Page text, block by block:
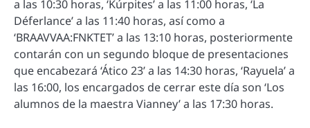
a las 10:30 horas, ‘Kúrpites’ a las 11:00 horas, ‘La
Déferlance’ a las 11:40 horas, así como a
‘BRAAVVAA:FNKTET’ a las 13:10 horas, posteriormente
contarán con un segundo bloque de presentaciones
que encabezará ‘Ático 23’ a las 14:30 horas, ‘Rayuela’ a
las 16:00, los encargados de cerrar este día son ‘Los
alumnos de la maestra Vianney’ a las 17:30 horas.